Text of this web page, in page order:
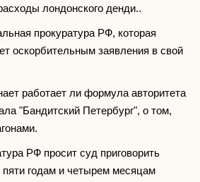
лондонского денди..
прокуратура РФ, которая
оскорбительным заявления в свой
работает ли формула авторитета
"Бандитский Петербург", о том,
РФ просит суд приговорить
пяти годам и четырем месяцам